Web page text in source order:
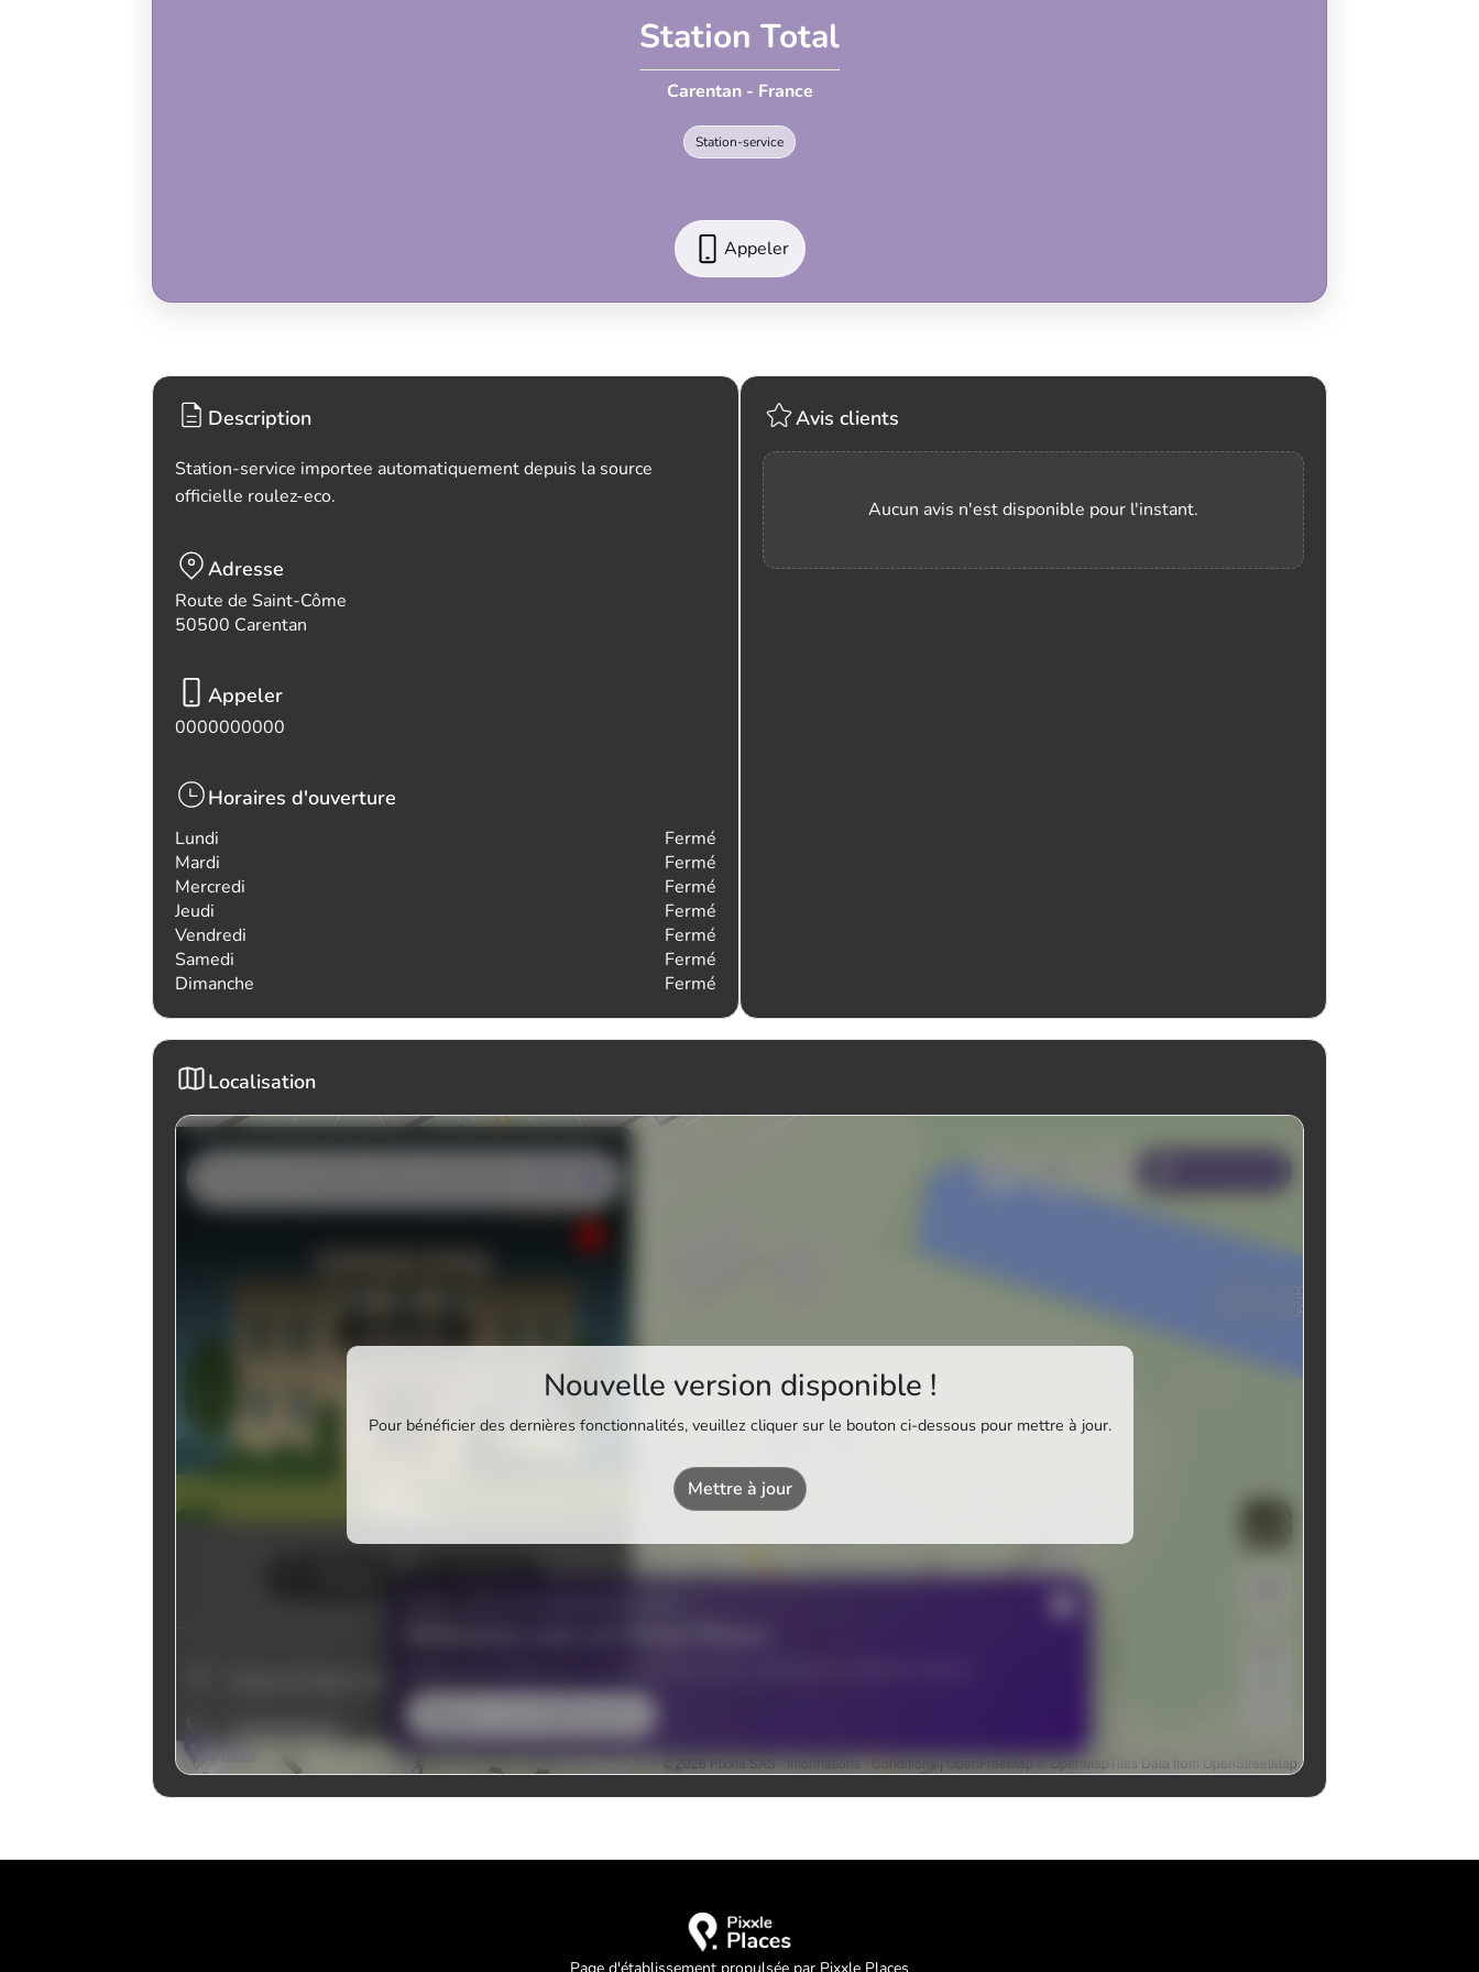
Station Total
Carentan - France
Station-service
Appeler
Description
Station-service importee automatiquement depuis la source
officielle roulez-eco.
Adresse
Route de Saint-Côme
50500 Carentan
Appeler
0000000000
Horaires d'ouverture
Lundi
Fermé
Mardi
Fermé
Mercredi
Fermé
Jeudi
Fermé
Vendredi
Fermé
Samedi
Fermé
Dimanche
Fermé
Avis clients
Aucun avis n'est disponible pour l'instant.
Localisation